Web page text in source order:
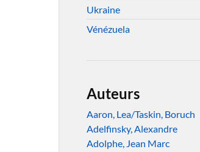
Ukraine
Vénézuela
Auteurs
Aaron, Lea/Taskin, Boruch
Adelfinsky, Alexandre
Adolphe, Jean Marc